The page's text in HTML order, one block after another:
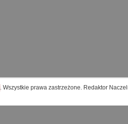
. Wszystkie prawa zastrzeżone. Redaktor